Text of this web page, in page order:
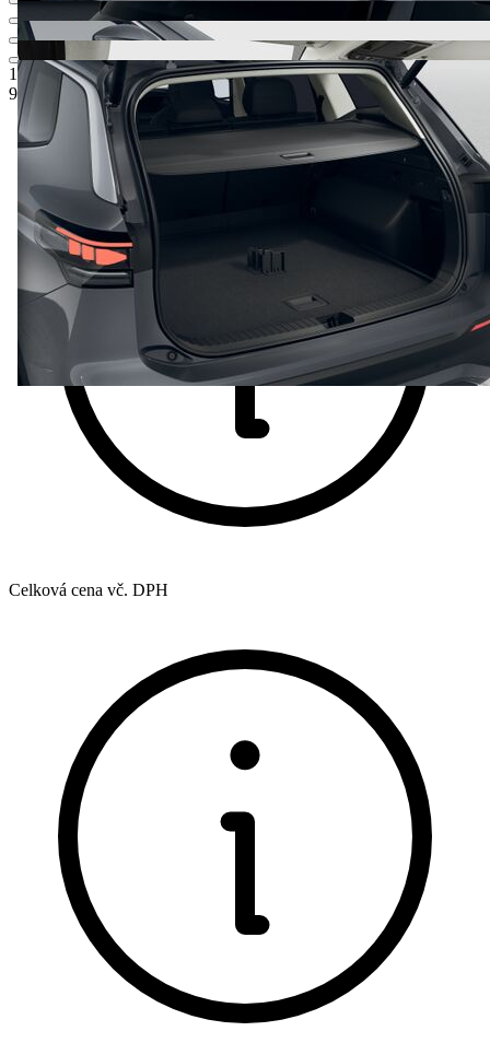
1 180 000 Kč 1Ceníková cena
999 000 Kč5
Celková cena vč. DPH